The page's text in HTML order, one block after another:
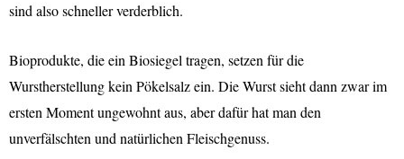
sind also schneller verderblich.
Bioprodukte, die ein Biosiegel tragen, setzen für die
Wurstherstellung kein Pökelsalz ein. Die Wurst sieht dann zwar im
ersten Moment ungewohnt aus, aber dafür hat man den
unverfälschten und natürlichen Fleischgenuss.